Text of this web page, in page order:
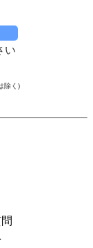
い
除く)